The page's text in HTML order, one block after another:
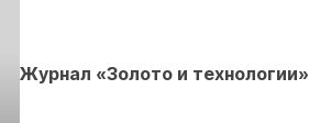
Журнал «Золото и технологии»